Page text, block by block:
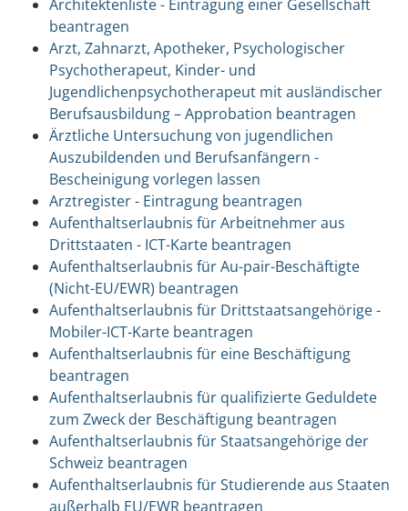
Architektenliste - Eintragung einer Gesellschaft
beantragen
Arzt, Zahnarzt, Apotheker, Psychologischer
Psychotherapeut, Kinder- und
Jugendlichenpsychotherapeut mit ausländischer
Berufsausbildung – Approbation beantragen
Ärztliche Untersuchung von jugendlichen
Auszubildenden und Berufsanfängern -
Bescheinigung vorlegen lassen
Arztregister - Eintragung beantragen
Aufenthaltserlaubnis für Arbeitnehmer aus
Drittstaaten - ICT-Karte beantragen
Aufenthaltserlaubnis für Au-pair-Beschäftigte
(Nicht-EU/EWR) beantragen
Aufenthaltserlaubnis für Drittstaatsangehörige -
Mobiler-ICT-Karte beantragen
Aufenthaltserlaubnis für eine Beschäftigung
beantragen
Aufenthaltserlaubnis für qualifizierte Geduldete
zum Zweck der Beschäftigung beantragen
Aufenthaltserlaubnis für Staatsangehörige der
Schweiz beantragen
Aufenthaltserlaubnis für Studierende aus Staaten
außerhalb EU/EWR beantragen